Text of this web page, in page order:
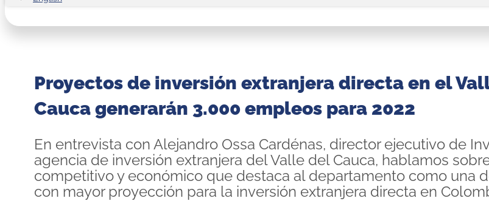
Proyectos de inversión extranjera directa en el
Cauca generarán 3.000 empleos para 2022
En entrevista con Alejandro Ossa Cardénas, director ejecutivo de
agencia de inversión extranjera del Valle del Cauca, hablamos
competitivo y económico que destaca al departamento como una
con mayor proyección para la inversión extranjera directa en